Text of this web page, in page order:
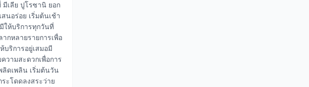
มีเลีย ปูโรซานิ ยอก
นอร่อย เริ่มต้นเช้า
ให้บริการทุกวันที่
กหลายรายการเพื่อ
บริการอยู่เสมอมี
วามสะดวกเพื่อการ
ลิดเพลิน เริ่มต้นวัน
ะโดดลงสระว่าย